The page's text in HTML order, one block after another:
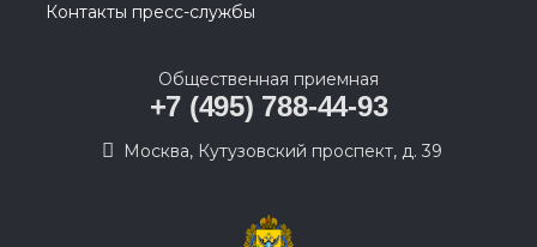
Контакты пресс-службы
Общественная приемная
+7 (495) 788-44-93
Москва, Кутузовский проспект, д. 39